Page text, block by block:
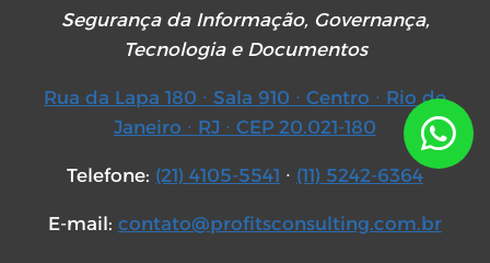
Segurança da Informação, Governança,
Tecnologia e Documentos
Rua da Lapa 180 ∙ Sala 910 ∙ Centro ∙ Rio de
Janeiro ∙ RJ ∙ CEP 20.021-180
Telefone: (21) 4105-5541 ∙ (11) 5242-6364
E-mail: contato@profitsconsulting.com.br